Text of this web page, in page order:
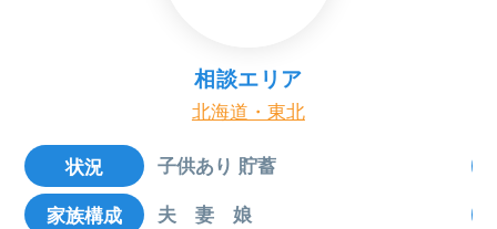
相談エリア
北海道・東北
状況
子供あり 貯蓄
家族構成
夫 妻 娘